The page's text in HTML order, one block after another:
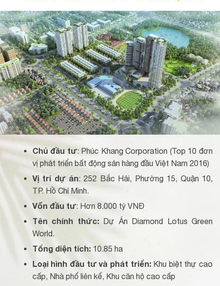
Chủ đầu tư: Phúc Khang Corporation (Top 10 đơn
vị phát triển bất động sản hàng đầu Việt Nam 2016)
Vị trí dự án: 252 Bắc Hải, Phường 15, Quận 10,
TP. Hồ Chí Minh.
Vốn đầu tư: Hơn 8.000 tỷ VNĐ
Tên chính thức:Dự Án Diamond Lotus Green
World.
Tổng diện tích:10.85 ha
Loại hình đầu tư và phát triển:Khu biệt thự cao
cấp, Nhà phố liên kế, Khu căn hộ cao cấp